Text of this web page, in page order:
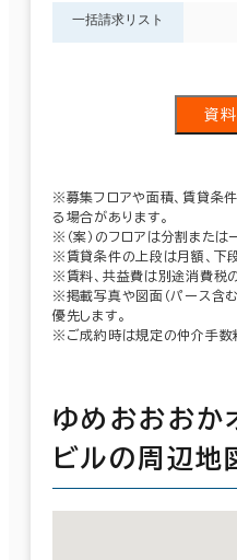
一括請求リスト
資
※募集フロアや面積、賃貸条
る場合があります。
※（案）のフロアは分割または
※賃貸条件の上段は月額、下
※賃料、共益費は別途消費税の
※掲載写真や図面（パース含
優先します。
※ご成約時は規定の仲介手数
ゆめおおおか
ビルの周辺地